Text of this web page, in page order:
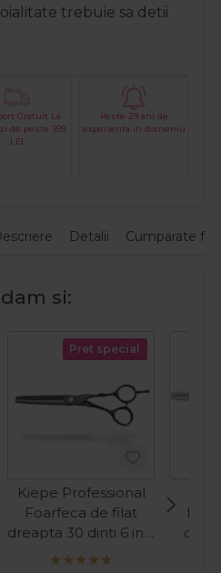
trebuie sa detii
Gratuit La
de peste 399
LEI
Peste 29 ani de
experienta in domeniu
Detalii Cumparate
si:
Pret special
Kiepe Professional
Foarfeca de filat
dreapta 30 dinti 6 inci
Monster Cut Black